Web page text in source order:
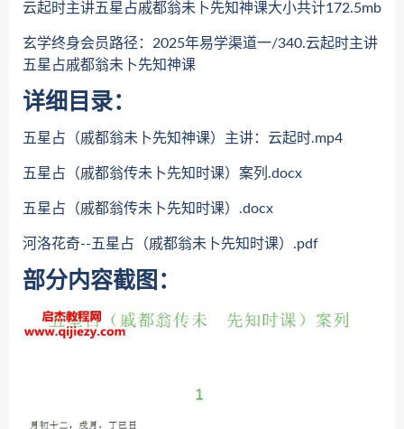
云起时主讲五星占戚都翁未卜先知神课大小共计172.5mb
玄学终身会员路径：2025年易学渠道一/340.云起时主讲
五星占戚都翁未卜先知神课
详细目录：
五星占（戚都翁未卜先知神课）主讲：云起时.mp4
五星占（戚都翁传未⼘先知时课）案列.docx
五星占（戚都翁传未⼘先知时课）.docx
河洛花奇--五星占（戚都翁未⼘先知时课）.pdf
部分内容截图：